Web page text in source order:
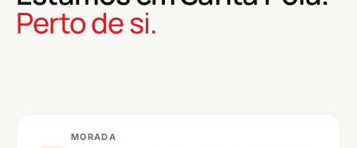
Perto de si.
MORADA